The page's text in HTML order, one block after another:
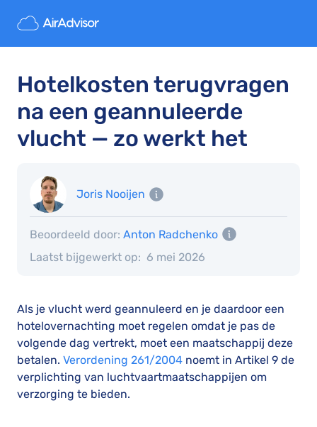
Hotelkosten terugvragen
na een geannuleerde
vlucht — zo werkt het
Joris Nooijen
Laatst bijgewerkt op: 6 mei 2026
Beoordeeld door: Anton Radchenko
Als je vlucht werd geannuleerd en je daardoor een
hotelovernachting moet regelen omdat je pas de
volgende dag vertrekt, moet een maatschappij deze
betalen. Verordening 261/2004 noemt in Artikel 9 de
verplichting van luchtvaartmaatschappijen om
verzorging te bieden.